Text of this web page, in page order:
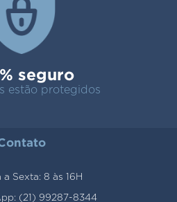
seguro
estão protegidos
a Sexta: 8 às 16H
(21) 99287-8344